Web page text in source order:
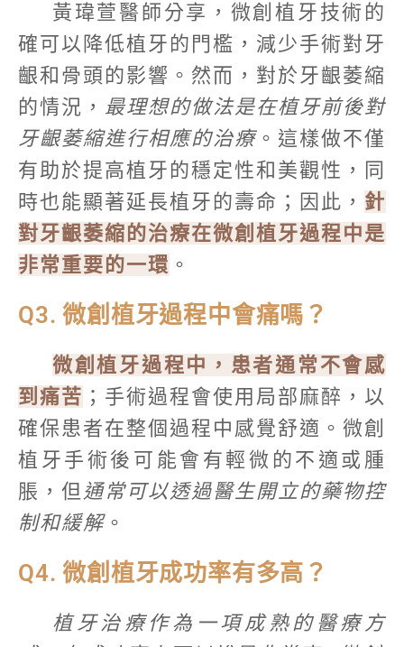
黃瑋萱醫師分享，微創植牙技術的
確可以降低植牙的門檻，減少手術對牙
齦和骨頭的影響。然而，對於牙齦萎縮
的情況， 最理想的做法是在植牙前後對
牙齦萎縮進行相應的治療。這樣做不僅
有助於提高植牙的穩定性和美觀性，同
時也能顯著延長植牙的壽命；因此， 針
對牙齦萎縮的治療在微創植牙過程中是
非常重要的一環 。
Q3. 微創植牙過程中會痛嗎？
微創植牙過程中，患者通常不會感
到痛苦 ；手術過程會使用局部麻醉，以
確保患者在整個過程中感覺舒適。微創
植牙手術後可能會有輕微的不適或腫
脹，但 通常可以透過醫生開立的藥物控
制和緩解。
Q4. 微創植牙成功率有多高？
植牙治療作為一項成熟的醫療方